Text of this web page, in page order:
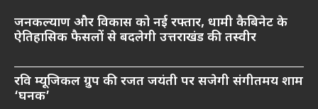
जनकल्याण और विकास को नई रफ्तार, धामी कैबिनेट के
ऐतिहासिक फैसलों से बदलेगी उत्तराखंड की तस्वीर
रवि म्यूजिकल ग्रुप की रजत जयंती पर सजेगी संगीतमय शाम
‘घनक’